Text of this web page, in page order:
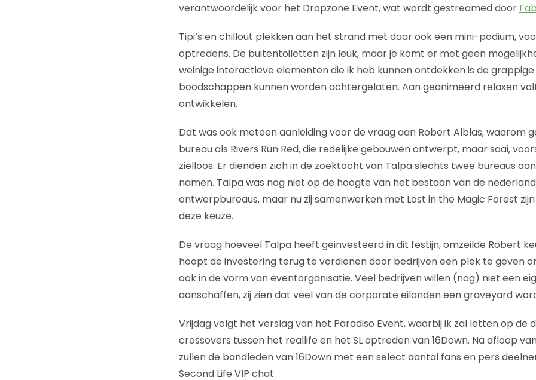
verantwoordelijk voor het Dropzone Event, wat wordt gestreamed door
Tipi’s en chillout plekken aan het strand met daar ook een mini-podium,
optredens. De buitentoiletten zijn leuk, maar je komt er met geen
weinige interactieve elementen die ik heb kunnen ontdekken is de grappige
boodschappen kunnen worden achtergelaten. Aan geanimeerd relaxen
ontwikkelen.
Dat was ook meteen aanleiding voor de vraag aan Robert Alblas, waarom
bureau als Rivers Run Red, die redelijke gebouwen ontwerpt, maar saai,
zielloos. Er dienden zich in de zoektocht van Talpa slechts twee bureaus
namen. Talpa was nog niet op de hoogte van het bestaan van de
ontwerpbureaus, maar nu zij samenwerken met Lost in the Magic Forest
deze keuze.
De vraag hoeveel Talpa heeft geinvesteerd in dit festijn, omzeilde Robert
hoopt de investering terug te verdienen door bedrijven een plek te geven
ook in de vorm van eventorganisatie. Veel bedrijven willen (nog) niet een
aanschaffen, zij zien dat veel van de corporate eilanden een graveyard
Vrijdag volgt het verslag van het Paradiso Event, waarbij ik zal letten op de
crossovers tussen het reallife en het SL optreden van 16Down. Na afloop
zullen de bandleden van 16Down met een select aantal fans en pers
Second Life VIP chat.